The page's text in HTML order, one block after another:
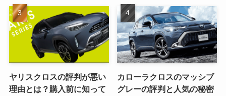
ヤリスクロスの評判が悪い
理由とは？購入前に知って
カローラクロスのマッシブ
グレーの評判と人気の秘密